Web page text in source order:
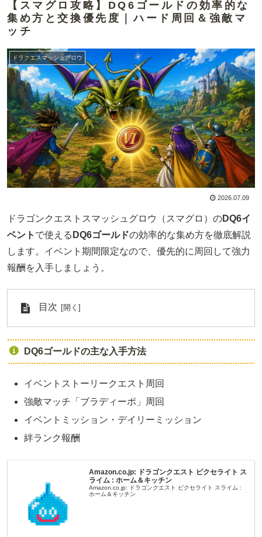
【スマグロ攻略】DQ6ゴールドの効率的な
集め方と交換優先度｜ハード周回＆強敵マ
ッチ
ドラクエスマッシュグロウ
2026.07.09
ドラゴンクエストスマッシュグロウ（スマグロ）のDQ6イ
ベント で使える DQ6ゴールドの効率的な集め方を徹底解説
します。イベント期間限定なので、優先的に周回して強力
報酬を入手しましょう。
目次
DQ6ゴールドの主な入手方法
イベントストーリークエスト周回
強敵マッチ「ブラディーポ」周回
イベントミッション・デイリーミッション
絆ランク報酬
Amazon.co.jp: ドラゴンクエスト ピクセライト ス
ライム : ホーム＆キッチン
Amazon.co.jp: ドラゴンクエスト ピクセライト スライム :
ホーム＆キッチン